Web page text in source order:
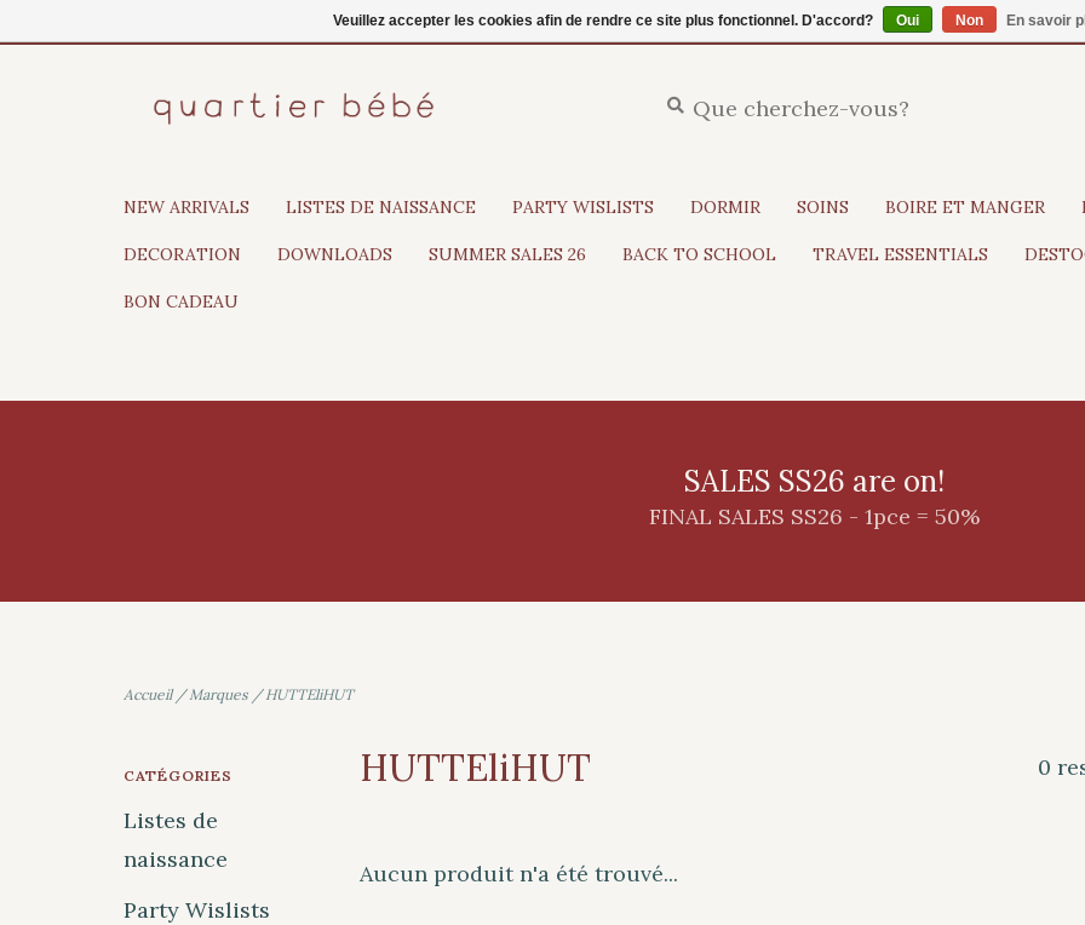
NEW ARRIVALS LISTES DE NAISSANCE PARTY WISLISTS DORMIR SOINS BOIRE ET MANGER
DECORATION DOWNLOADS SUMMER SALES 26 BACK TO SCHOOL TRAVEL ESSENTIALS
BON CADEAU
SALES SS26 are on!
FINAL SALES SS26 - 1pce = 50%
Accueil/Marques /HUTTEliHUT
CATÉGORIES
Listes de
naissance
Party Wislists
HUTTEliHUT 0
Aucun produit n'a été trouvé...
Veuillez accepter les cookies afin de rendre ce site plus fonctionnel. D'accord? Oui Non En savoir